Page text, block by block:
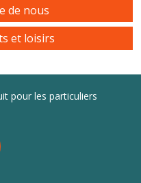
de nous
et loisirs
pour les particuliers